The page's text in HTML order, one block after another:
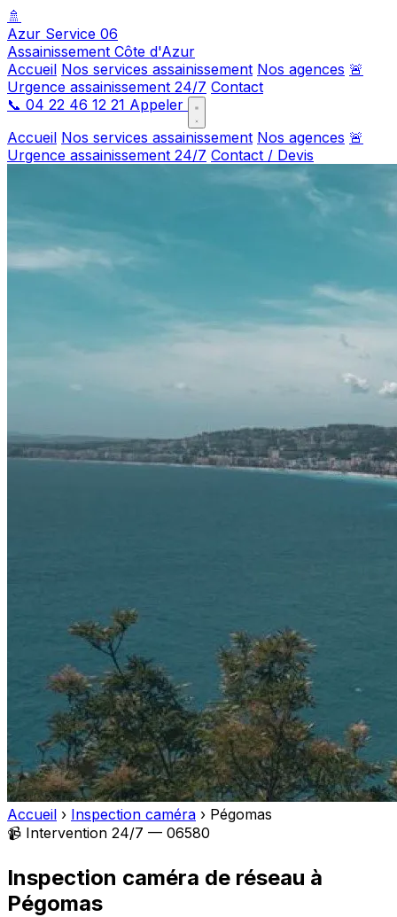
🚿
Azur Service 06
Assainissement Côte d'Azur
Accueil Nos services assainissement Nos agences 🚨
Urgence assainissement 24/7 Contact
📞 04 22 46 12 21 Appeler
Accueil Nos services assainissement Nos agences 🚨
Urgence assainissement 24/7 Contact / Devis
Accueil › Inspection caméra › Pégomas
📹 Intervention 24/7 — 06580
Inspection caméra de réseau à
Pégomas